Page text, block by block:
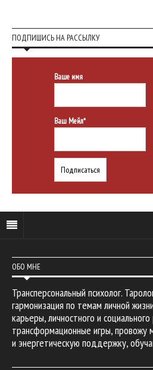
ПОДПИШИСЬ НА РАССЫЛКУ
Ваше имя
Ваш Мейл*
ОБО МНЕ
Трансперсональный психолог.
гармонизация по темам личной
карьеры, личностного и
трансформационные игры, провожу
и энергетическую поддержку,